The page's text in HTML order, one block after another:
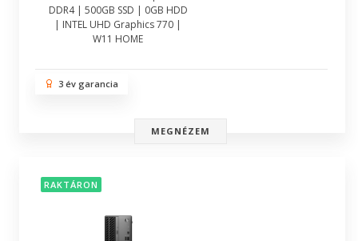
DDR4 | 500GB SSD | 0GB HDD
| INTEL UHD Graphics 770 |
W11 HOME
3 év garancia
MEGNÉZEM
RAKTÁRON